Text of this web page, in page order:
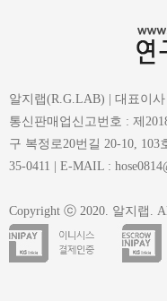
알지랩(R.G.LAB) | 대표이사
통신판매업신고번호 : 제
구 복정로20번길 20-10, 103
35-0411 | E-MAIL :
Copyright ⓒ 2020. 알지랩.